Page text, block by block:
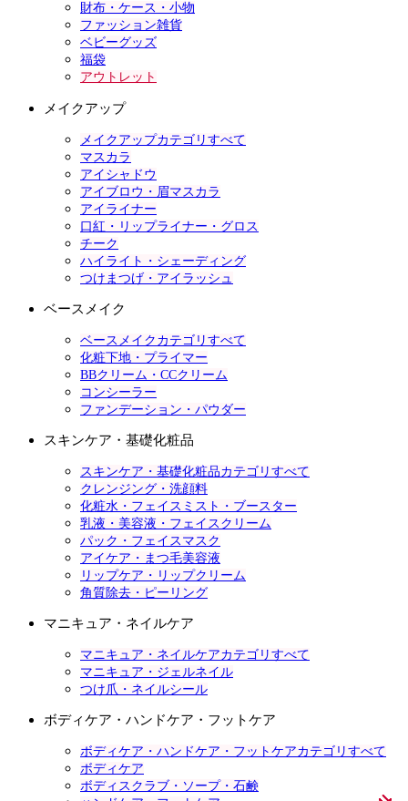
財布・ケース・小物
ファッション雑貨
ベビーグッズ
福袋
アウトレット
メイクアップ
メイクアップカテゴリすべて
マスカラ
アイシャドウ
アイブロウ・眉マスカラ
アイライナー
口紅・リップライナー・グロス
チーク
ハイライト・シェーディング
つけまつげ・アイラッシュ
ベースメイク
ベースメイクカテゴリすべて
化粧下地・プライマー
BBクリーム・CCクリーム
コンシーラー
ファンデーション・パウダー
スキンケア・基礎化粧品
スキンケア・基礎化粧品カテゴリすべて
クレンジング・洗顔料
化粧水・フェイスミスト・ブースター
乳液・美容液・フェイスクリーム
パック・フェイスマスク
アイケア・まつ毛美容液
リップケア・リップクリーム
角質除去・ピーリング
マニキュア・ネイルケア
マニキュア・ネイルケアカテゴリすべて
マニキュア・ジェルネイル
つけ爪・ネイルシール
ボディケア・ハンドケア・フットケア
ボディケア・ハンドケア・フットケアカテゴリすべて
ボディケア
ボディスクラブ・ソープ・石鹸